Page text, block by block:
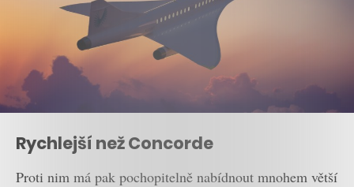
Rychlejší než Concorde
Proti nim má pak pochopitelně nabídnout mnohem větší